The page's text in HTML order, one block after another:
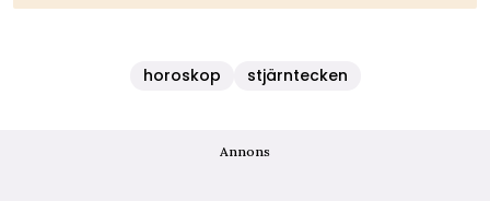
horoskop stjärntecken
Annons